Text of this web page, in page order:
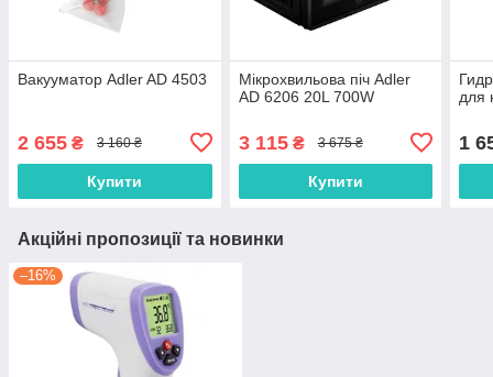
Вакууматор Adler AD 4503
2 655 ₴ 3 160 ₴
Купити
Мікрохвильова піч Adler
AD 6206 20L 700W
3 115₴ 3 675 ₴
Купити
для
1
Акційні пропозиції та новинки
–16%